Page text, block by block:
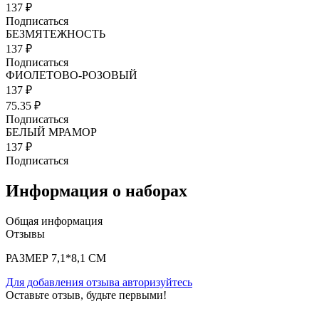
137 ₽
Подписаться
БЕЗМЯТЕЖНОСТЬ
137 ₽
Подписаться
ФИОЛЕТОВО-РОЗОВЫЙ
137 ₽
75.35 ₽
Подписаться
БЕЛЫЙ МРАМОР
137 ₽
Подписаться
Информация о наборах
Общая информация
Отзывы
РАЗМЕР 7,1*8,1 СМ
Для добавления отзыва авторизуйтесь
Оставьте отзыв, будьте первыми!